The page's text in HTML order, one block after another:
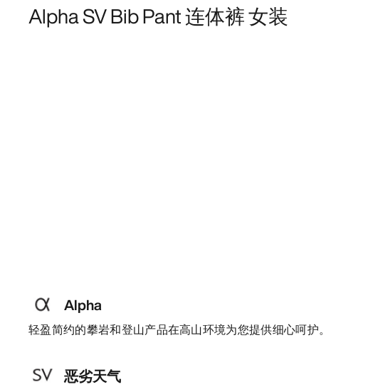
Alpha SV Bib Pant 连体裤 女装
Alpha
轻盈简约的攀岩和登山产品在高山环境为您提供细心呵护。
恶劣天气